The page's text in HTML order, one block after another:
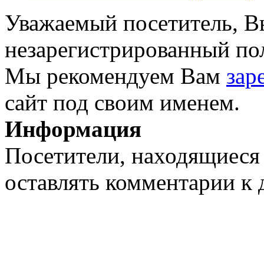
Уважаемый посетитель,
незарегистрированный
Мы рекомендуем Вам
сайт под своим именем.
Информация
Посетители,
оставлять комментарии